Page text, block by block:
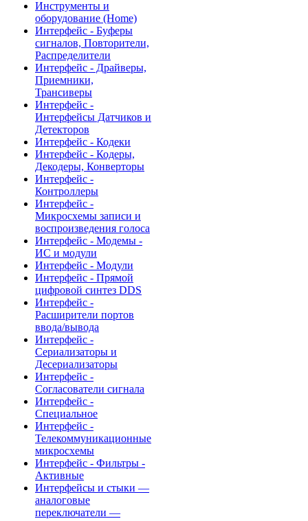
Инструменты и
оборудование (Home)
Интерфейс - Буферы
сигналов, Повторители,
Распределители
Интерфейс - Драйверы,
Приемники,
Трансиверы
Интерфейс -
Интерфейсы Датчиков и
Детекторов
Интерфейс - Кодеки
Интерфейс - Кодеры,
Декодеры, Конверторы
Интерфейс -
Контроллеры
Интерфейс -
Микросхемы записи и
воспроизведения голоса
Интерфейс - Модемы -
ИС и модули
Интерфейс - Модули
Интерфейс - Прямой
цифровой синтез DDS
Интерфейс -
Расширители портов
ввода/вывода
Интерфейс -
Сериализаторы и
Десериализаторы
Интерфейс -
Согласователи сигнала
Интерфейс -
Специальное
Интерфейс -
Телекоммуникационные
микросхемы
Интерфейс - Фильтры -
Активные
Интерфейсы и стыки —
аналоговые
переключатели —